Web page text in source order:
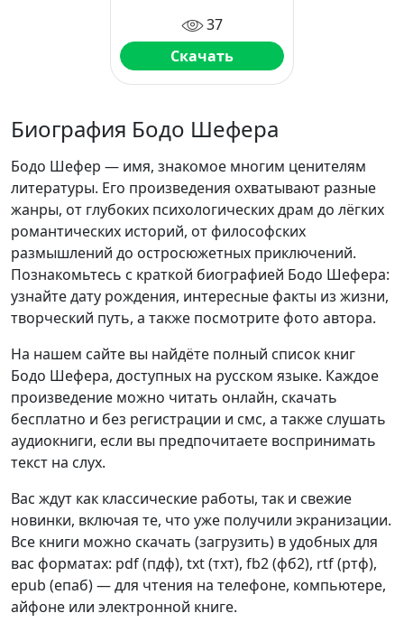
37
Скачать
Биография Бодо Шефера
Бодо Шефер — имя, знакомое многим ценителям
литературы. Его произведения охватывают разные
жанры, от глубоких психологических драм до лёгких
романтических историй, от философских
размышлений до остросюжетных приключений.
Познакомьтесь с краткой биографией Бодо Шефера:
узнайте дату рождения, интересные факты из жизни,
творческий путь, а также посмотрите фото автора.
На нашем сайте вы найдёте полный список книг
Бодо Шефера, доступных на русском языке. Каждое
произведение можно читать онлайн, скачать
бесплатно и без регистрации и смс, а также слушать
аудиокниги, если вы предпочитаете воспринимать
текст на слух.
Вас ждут как классические работы, так и свежие
новинки, включая те, что уже получили экранизации.
Все книги можно скачать (загрузить) в удобных для
вас форматах: pdf (пдф), txt (тхт), fb2 (фб2), rtf (ртф),
epub (епаб) — для чтения на телефоне, компьютере,
айфоне или электронной книге.